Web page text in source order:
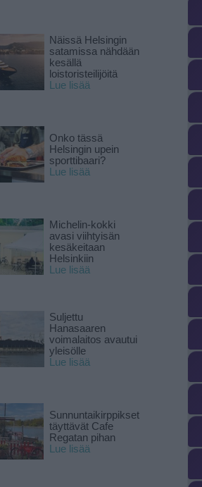
Näissä Helsingin
satamissa nähdään
kesällä
loistoristeilijöitä
Lue lisää
Onko tässä
Helsingin upein
sporttibaari?
Lue lisää
Michelin-kokki
avasi viihtyisän
kesäkeitaan
Helsinkiin
Lue lisää
Suljettu
Hanasaaren
voimalaitos avautui
yleisölle
Lue lisää
Sunnuntaikirppikset
täyttävät Cafe
Regatan pihan
Lue lisää